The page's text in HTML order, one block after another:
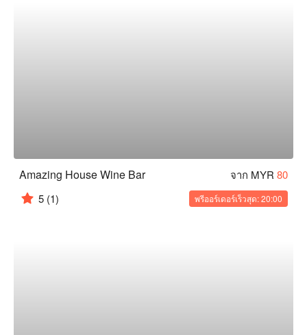
Amazing House Wine Bar จาก MYR 80
5 (1) พรีออร์เดอร์เร็วสุด: 20:00